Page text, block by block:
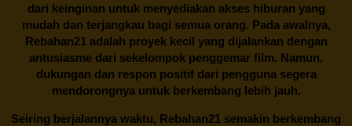
dari keinginan untuk menyediakan akses hiburan yang
mudah dan terjangkau bagi semua orang. Pada awalnya,
Rebahan21 adalah proyek kecil yang dijalankan dengan
antusiasme dari sekelompok penggemar film. Namun,
dukungan dan respon positif dari pengguna segera
mendorongnya untuk berkembang lebih jauh.
Seiring berjalannya waktu, Rebahan21 semakin berkembang